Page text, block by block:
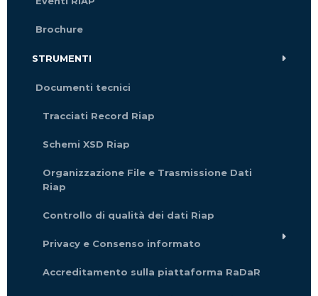
Brochure
STRUMENTI
Documenti tecnici
Tracciati Record Riap
Schemi XSD Riap
Organizzazione File e Trasmissione Dati
Riap
Controllo di qualità dei dati Riap
Privacy e Consenso informato
Accreditamento sulla piattaforma RaDaR